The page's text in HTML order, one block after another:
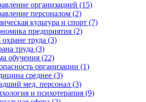
организацией (15)
персоналом (2)
культура и спорт (7)
предприятия (2)
труда (3)
труда (3)
обучения (22)
организации (1)
среднее (3)
мед. персонал (3)
и психотерапия (9)